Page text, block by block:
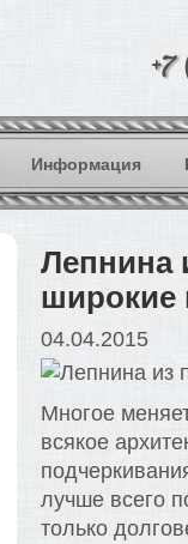
Информация
Лепнина
широкие
04.04.2015
Многое
всякое
лучше всего
только